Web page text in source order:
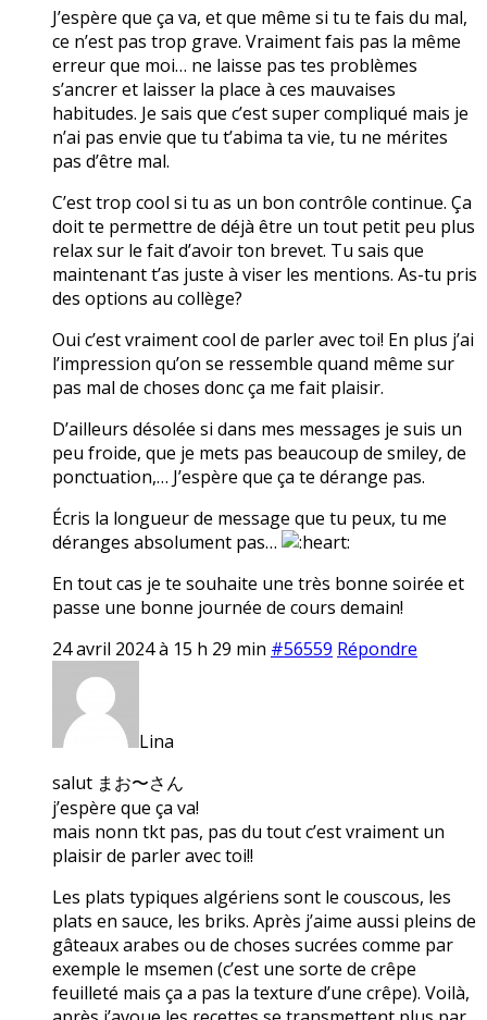
J’espère que ça va, et que même si tu te fais du mal,
ce n’est pas trop grave. Vraiment fais pas la même
erreur que moi… ne laisse pas tes problèmes
s’ancrer et laisser la place à ces mauvaises
habitudes. Je sais que c’est super compliqué mais je
n’ai pas envie que tu t’abima ta vie, tu ne mérites
pas d’être mal.
C’est trop cool si tu as un bon contrôle continue. Ça
doit te permettre de déjà être un tout petit peu plus
relax sur le fait d’avoir ton brevet. Tu sais que
maintenant t’as juste à viser les mentions. As-tu pris
des options au collège?
Oui c’est vraiment cool de parler avec toi! En plus j’ai
l’impression qu’on se ressemble quand même sur
pas mal de choses donc ça me fait plaisir.
D’ailleurs désolée si dans mes messages je suis un
peu froide, que je mets pas beaucoup de smiley, de
ponctuation,… J’espère que ça te dérange pas.
Écris la longueur de message que tu peux, tu me
déranges absolument pas…
En tout cas je te souhaite une très bonne soirée et
passe une bonne journée de cours demain!
24 avril 2024 à 15 h 29 min #56559 Répondre
Lina
salut まお〜さん
j’espère que ça va!
mais nonn tkt pas, pas du tout c’est vraiment un
plaisir de parler avec toi!!
Les plats typiques algériens sont le couscous, les
plats en sauce, les briks. Après j’aime aussi pleins de
gâteaux arabes ou de choses sucrées comme par
exemple le msemen (c’est une sorte de crêpe
feuilleté mais ça a pas la texture d’une crêpe). Voilà,